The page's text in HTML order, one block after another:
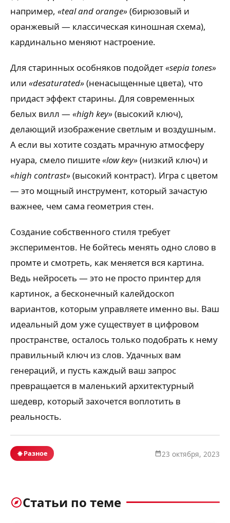
например, «teal and orange»(бирюзовый и
оранжевый — классическая киношная схема),
кардинально меняют настроение.
Для старинных особняков подойдет«sepia tones»
или «desaturated»(ненасыщенные цвета), что
придаст эффект старины. Для современных
белых вилл —«high key»(высокий ключ),
делающий изображение светлым и воздушным.
А если вы хотите создать мрачную атмосферу
нуара, смело пишите«low key»(низкий ключ) и
«high contrast»(высокий контраст). Игра с цветом
— это мощный инструмент, который зачастую
важнее, чем сама геометрия стен.
Создание собственного стиля требует
экспериментов. Не бойтесь менять одно слово в
промте и смотреть, как меняется вся картина.
Ведь нейросеть — это не просто принтер для
картинок, а бесконечный калейдоскоп
вариантов, которым управляете именно вы. Ваш
идеальный дом уже существует в цифровом
пространстве, осталось только подобрать к нему
правильный ключ из слов. Удачных вам
генераций, и пусть каждый ваш запрос
превращается в маленький архитектурный
шедевр, который захочется воплотить в
реальность.
Разное 23 октября, 2023
Статьи по теме